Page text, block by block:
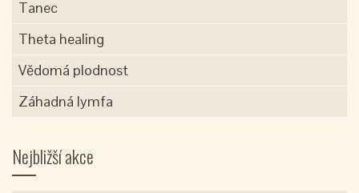
Tanec
Theta healing
Vědomá plodnost
Záhadná lymfa
Nejbližší akce